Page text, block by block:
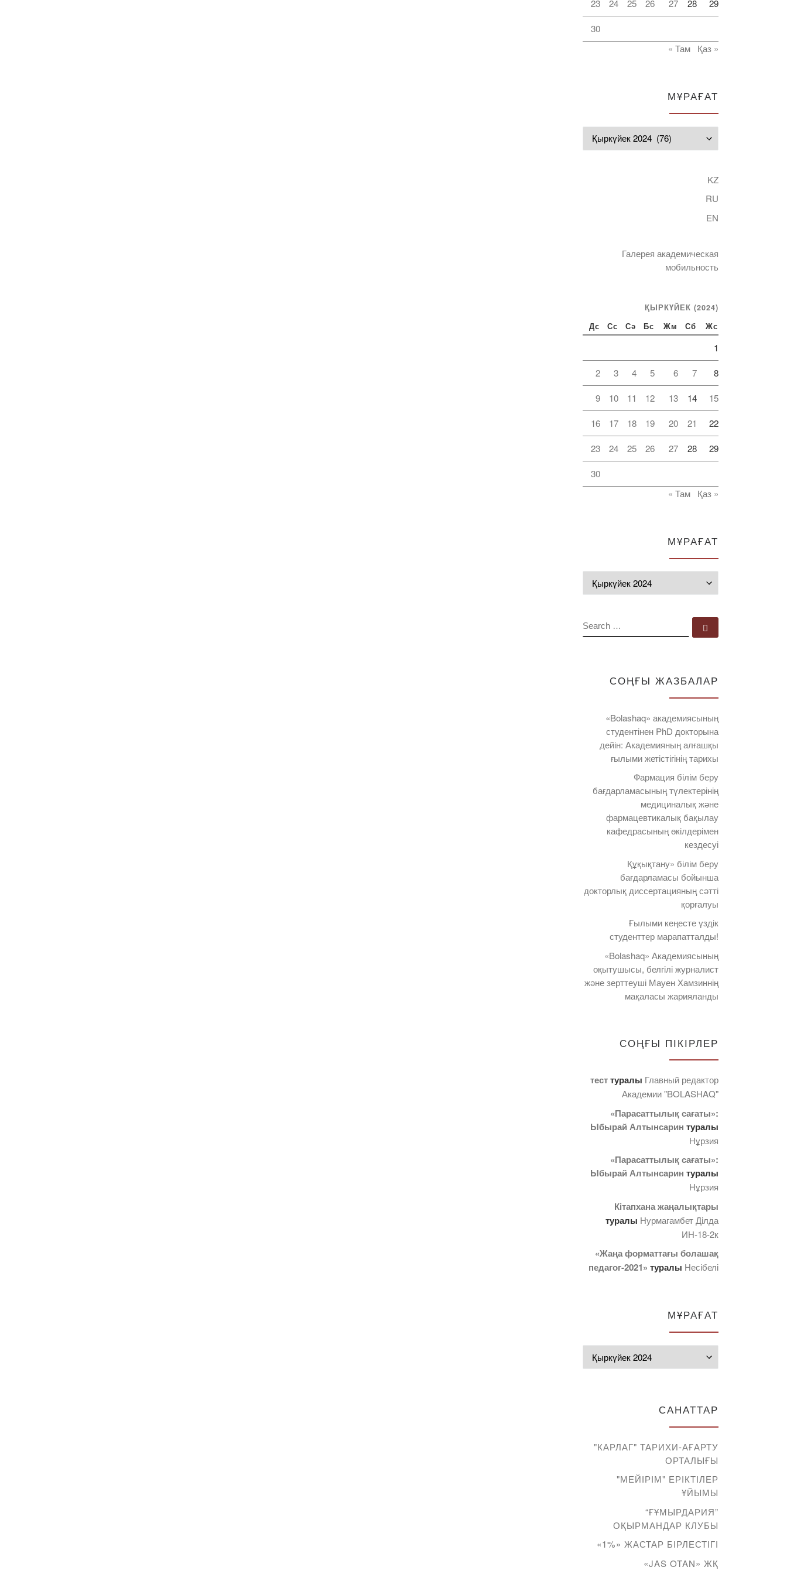
23 24 25 26 27 28 29
30
« Там
Қаз »
МҰРАҒАТ
KZ
RU
EN
Галерея академическая
мобильность
ҚЫРКҮЙЕК (2024)
Дс Сс Сә Бс Жм Сб Жс
1
2 3 4 5 6 7 8
9 10 11 12 13 14 15
16 17 18 19 20 21 22
23 24 25 26 27 28 29
30
« Там
Қаз »
МҰРАҒАТ
SEARCH
СОҢҒЫ ЖАЗБАЛАР
«Bolashaq» академиясының
студентінен PhD докторына
дейін: Академияның алғашқы
ғылыми жетістігінің тарихы
Фармация білім беру
бағдарламасының түлектерінің
медициналық және
фармацевтикалық бақылау
кафедрасының өкілдерімен
кездесуі
Құқықтану» білім беру
бағдарламасы бойынша
докторлық диссертацияның сәтті
қорғалуы
Ғылыми кеңесте үздік
студенттер марапатталды!
«Bolashaq» Академиясының
оқытушысы, белгілі журналист
және зерттеуші Мауен Хамзиннің
мақаласы жарияланды
СОҢҒЫ ПІКІРЛЕР
тесттуралы Главный редактор
Академии "BOLASHAQ"
«Парасаттылық сағаты»:
Ыбырай Алтынсарин туралы
Нұрзия
«Парасаттылық сағаты»:
Ыбырай Алтынсарин туралы
Нұрзия
Кітапхана жаңалықтары
туралы Нурмагамбет Дiлда
ИН-18-2к
«Жаңа форматтағы болашақ
педагог-2021» туралы Несібелі
МҰРАҒАТ
САНАТТАР
"КАРЛАГ" ТАРИХИ-АҒАРТУ
ОРТАЛЫҒЫ
"МЕЙІРІМ" ЕРІКТІЛЕР
ҰЙЫМЫ
“ҒҰМЫРДАРИЯ”
ОҚЫРМАНДАР КЛУБЫ
«1%» ЖАСТАР БІРЛЕСТІГІ
«JAS OTAN» ЖҚ